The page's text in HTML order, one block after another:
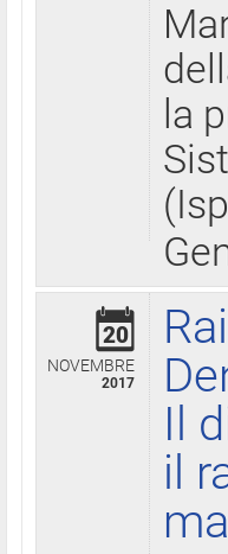
la
20
NOVEMBRE
2017
Il
il